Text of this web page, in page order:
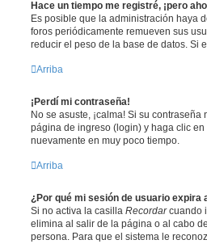
Hace un tiempo me registré, ¡pero
Es posible que la administración haya
foros periódicamente remueven sus
reducir el peso de la base de datos. Si
Arriba
¡Perdí mi contraseña!
No se asuste, ¡calma! Si su
página de ingreso (login) y haga clic en
nuevamente en muy poco tiempo.
Arriba
¿Por qué mi sesión de usuario expira
Si no activa la casilla Recordarcuando
elimina al salir de la página o al cabo
persona. Para que el sistema le